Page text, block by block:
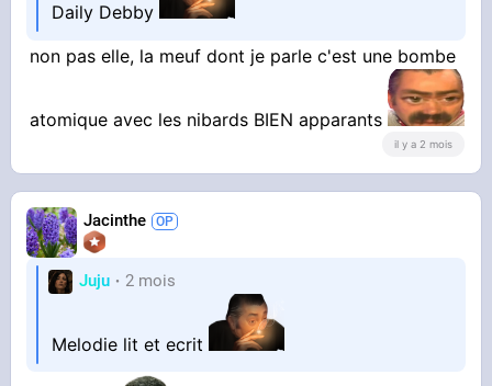
Daily Debby
non pas elle, la meuf dont je parle c'est une bombe
atomique avec les nibards BIEN apparants
il y a 2 mois
Jacinthe
Juju 2 mois
Melodie lit et ecrit